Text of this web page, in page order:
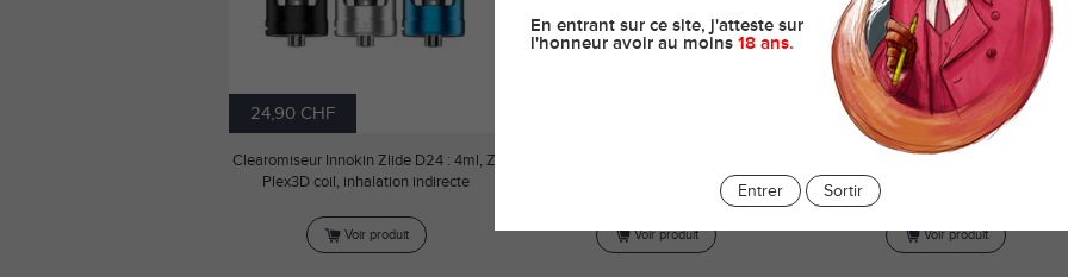
En entrant sur ce site, j'atteste sur
l'honneur avoir au moins 18 ans.
Entrer Sortir
24,90 CHF
Clearomiseur Innokin Zlide D24 : 4ml, Z-
Plex3D coil, inhalation indirecte
Voir produit
performant, 5.5ml, MTL, RDL, high VG
Voir produit
24,90 CHF
Plex3D coil, inhalation indirecte
Voir produit